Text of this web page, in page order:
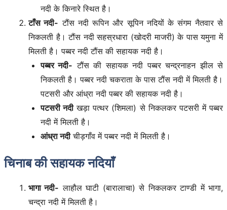
नदी के किनारे स्थित है।
टाँस नदी- टौंस नदी रूपिन और सूपिन नदियों के संगम नैतवार से
निकलती है। टौंस नदी सहस्रधारा (खोदरी माजरी) के पास यमुना में
मिलती है। पब्बर नदी टौंस की सहायक नदी है।
पब्बर नदी- टौंस की सहायक नदी पब्बर चन्द्रनाहन झील से
निकलती है। पब्बर नदी चकराता के पास टौंस नदी में मिलती है।
पटसरी और आंध्रा नदी पब्बर की सहायक नदी है।
पटसरी नदीखड़ा पत्थर (शिमला) से निकलकर पटसरी में पब्बर
नदी में मिलती है।
आंध्रा नदीचीड़गाँव में पब्बर नदी में मिलती है।
चिनाब की सहायक नदियाँ
भागा नदी- लाहौल घाटी (बारालाचा) से निकलकर टाण्डी में भागा,
चन्द्रा नदी में मिलती है।